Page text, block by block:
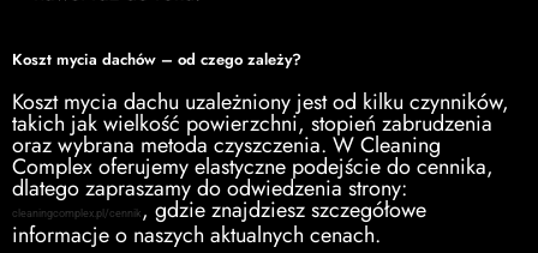
Koszt mycia dachów – od czego zależy?
Koszt mycia dachu uzależniony jest od kilku czynników,
takich jak wielkość powierzchni, stopień zabrudzenia
oraz wybrana metoda czyszczenia. W Cleaning
Complex oferujemy elastyczne podejście do cennika,
dlatego zapraszamy do odwiedzenia strony:
cleaningcomplex.pl/cennik , gdzie znajdziesz szczegółowe
informacje o naszych aktualnych cenach.